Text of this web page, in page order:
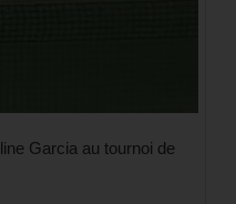
Garcia au tournoi de